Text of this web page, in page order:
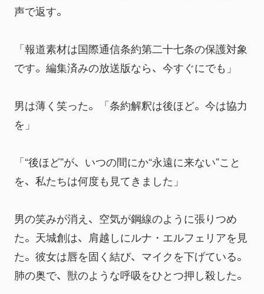
声で返す。
「報道素材は国際通信条約第二十七条の保護対象
です。編集済みの放送版なら、今すぐにでも」
男は薄く笑った。「条約解釈は後ほど。今は協力
を」
「“後ほど”が、いつの間にか“永遠に来ない”こと
を、私たちは何度も見てきました」
男の笑みが消え、空気が鋼線のように張りつめ
た。天城創は、肩越しにルナ・エルフェリアを見
た。彼女は唇を固く結び、マイクを下げている。
肺の奥で、獣のような呼吸をひとつ押し殺した。